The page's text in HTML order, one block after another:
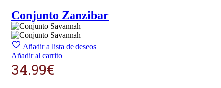
Conjunto Zanzibar
Añadir a lista de deseos
Añadir al carrito
34.99€